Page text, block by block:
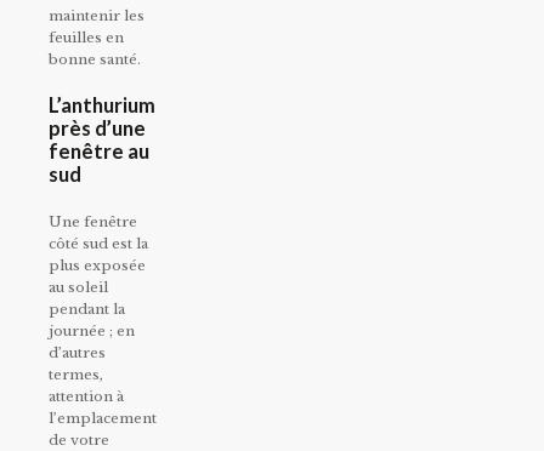
maintenir les
feuilles en
bonne santé.
L’anthurium
près d’une
fenêtre au
sud
Une fenêtre
côté sud est la
plus exposée
au soleil
pendant la
journée ; en
d’autres
termes,
attention à
l’emplacement
de votre